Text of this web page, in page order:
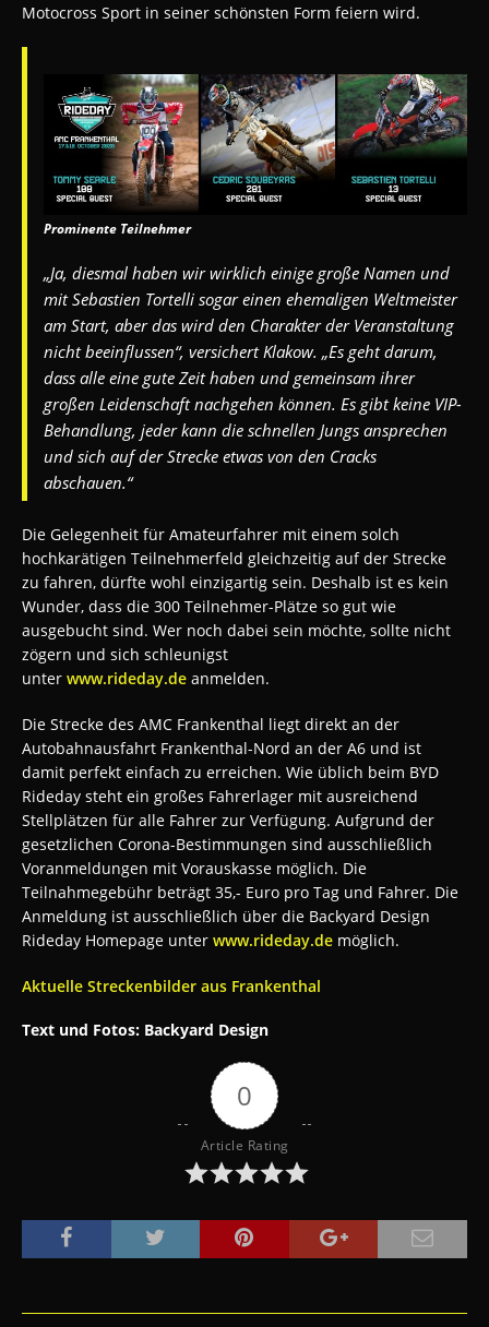
Motocross Sport in seiner schönsten Form feiern wird.
Prominente Teilnehmer
„Ja, diesmal haben wir wirklich einige große Namen und
mit Sebastien Tortelli sogar einen ehemaligen Weltmeister
am Start, aber das wird den Charakter der Veranstaltung
nicht beeinflussen“, versichert Klakow. „Es geht darum,
dass alle eine gute Zeit haben und gemeinsam ihrer
großen Leidenschaft nachgehen können. Es gibt keine VIP-
Behandlung, jeder kann die schnellen Jungs ansprechen
und sich auf der Strecke etwas von den Cracks
abschauen.“
Die Gelegenheit für Amateurfahrer mit einem solch
hochkarätigen Teilnehmerfeld gleichzeitig auf der Strecke
zu fahren, dürfte wohl einzigartig sein. Deshalb ist es kein
Wunder, dass die 300 Teilnehmer-Plätze so gut wie
ausgebucht sind. Wer noch dabei sein möchte, sollte nicht
zögern und sich schleunigst
unter www.rideday.de anmelden.
Die Strecke des AMC Frankenthal liegt direkt an der
Autobahnausfahrt Frankenthal-Nord an der A6 und ist
damit perfekt einfach zu erreichen. Wie üblich beim BYD
Rideday steht ein großes Fahrerlager mit ausreichend
Stellplätzen für alle Fahrer zur Verfügung. Aufgrund der
gesetzlichen Corona-Bestimmungen sind ausschließlich
Voranmeldungen mit Vorauskasse möglich. Die
Teilnahmegebühr beträgt 35,- Euro pro Tag und Fahrer. Die
Anmeldung ist ausschließlich über die Backyard Design
Rideday Homepage unter www.rideday.de möglich.
Aktuelle Streckenbilder aus Frankenthal
Text und Fotos: Backyard Design
0
Article Rating